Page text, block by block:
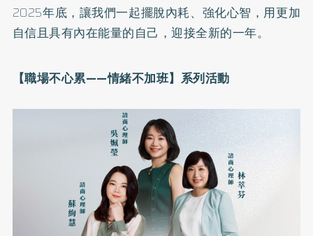
2025年底，讓我們一起擺脫內耗、強化心智，用更加
自信且具有內在能量的自己，迎接全新的一年。
【職場不心累——情緒不加班】系列活動